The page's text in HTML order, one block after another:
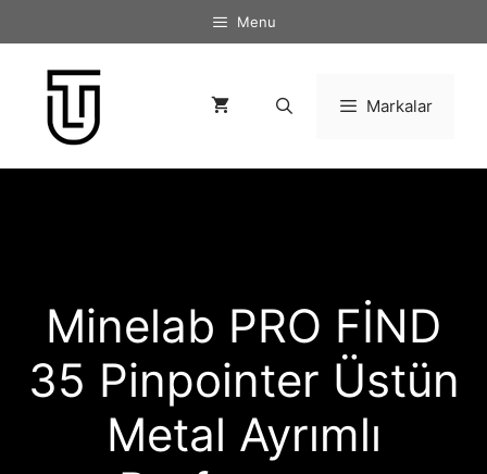
atla
Menu
Markalar
Minelab PRO FİND
35 Pinpointer Üstün
Metal Ayrımlı